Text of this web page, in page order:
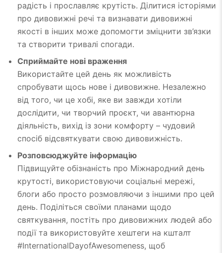
радість і прославляє крутість. Ділитися історіями
про дивовижні речі та визнавати дивовижні
якості в інших може допомогти зміцнити зв’язки
та створити тривалі спогади.
Сприймайте нові враження
Використайте цей день як можливість
спробувати щось нове і дивовижне. Незалежно
від того, чи це хобі, яке ви завжди хотіли
дослідити, чи творчий проєкт, чи авантюрна
діяльність, вихід із зони комфорту – чудовий
спосіб відсвяткувати свою дивовижність.
Розповсюджуйте інформацію
Підвищуйте обізнаність про Міжнародний день
крутості, використовуючи соціальні мережі,
блоги або просто розмовляючи з іншими про цей
день. Поділіться своїми планами щодо
святкування, постіть про дивовижних людей або
події та використовуйте хештеги на кшталт
#InternationalDayofAwesomeness, щоб